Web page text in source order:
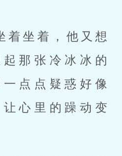
着坐着，他又想
那张冷冰冰的
点点疑惑好像
心里的躁动变